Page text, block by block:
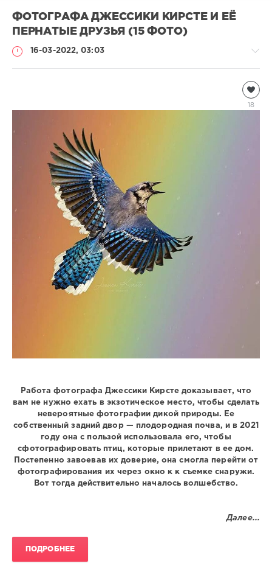
ФОТОГРАФА ДЖЕССИКИ КИРСТЕ И ЕЁ
ПЕРНАТЫЕ ДРУЗЬЯ (15 ФОТО)
16-03-2022, 03:03
18
Работа фотографа Джессики Кирсте доказывает, что
вам не нужно ехать в экзотическое место, чтобы сделать
невероятные фотографии дикой природы. Ее
собственный задний двор — плодородная почва, и в 2021
году она с пользой использовала его, чтобы
сфотографировать птиц, которые прилетают в ее дом.
Постепенно завоевав их доверие, она смогла перейти от
фотографирования их через окно к к съемке снаружи.
Вот тогда действительно началось волшебство.
Далее...
ПОДРОБНЕЕ